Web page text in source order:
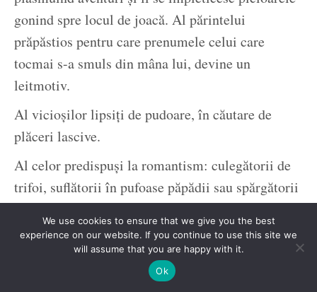
gonind spre locul de joacă. Al părintelui
prăpăstios pentru care prenumele celui care
tocmai s-a smuls din mâna lui, devine un
leitmotiv.
Al vicioșilor lipsiți de pudoare, în căutare de
plăceri lascive.
Al celor predispuși la romantism: culegătorii de
trifoi, suflătorii în pufoase păpădii sau spărgătorii
de semințe.
Al pensionarilor grupați pe teme de discuție,
așteptând încruntați să se ivească de undeva un
bob de scandal. Doar-doar le-o mai tăia din
We use cookies to ensure that we give you the best
experience on our website. If you continue to use this site we
will assume that you are happy with it.
Ok